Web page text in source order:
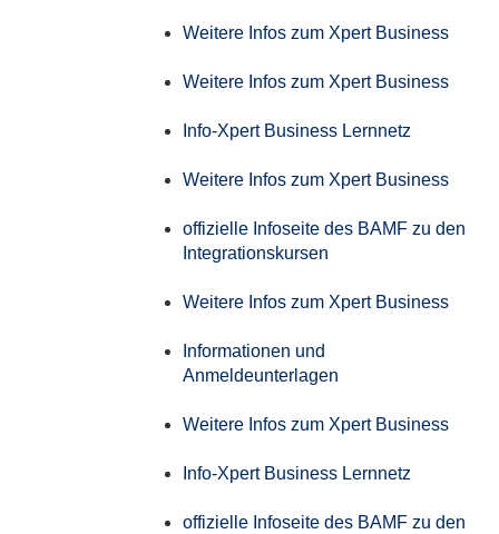
Weitere Infos zum Xpert Business
Weitere Infos zum Xpert Business
Info-Xpert Business Lernnetz
Weitere Infos zum Xpert Business
offizielle Infoseite des BAMF zu den
Integrationskursen
Weitere Infos zum Xpert Business
Informationen und
Anmeldeunterlagen
Weitere Infos zum Xpert Business
Info-Xpert Business Lernnetz
offizielle Infoseite des BAMF zu den